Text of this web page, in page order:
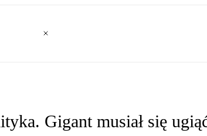
Gigant musiał się